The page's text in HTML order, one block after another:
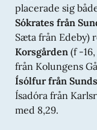
placerade sig
Sókrates från
Sæta från Edeby)
Korsgården (f -
från Kolungens
Ísólfur från
Ísadóra från
med 8,29.